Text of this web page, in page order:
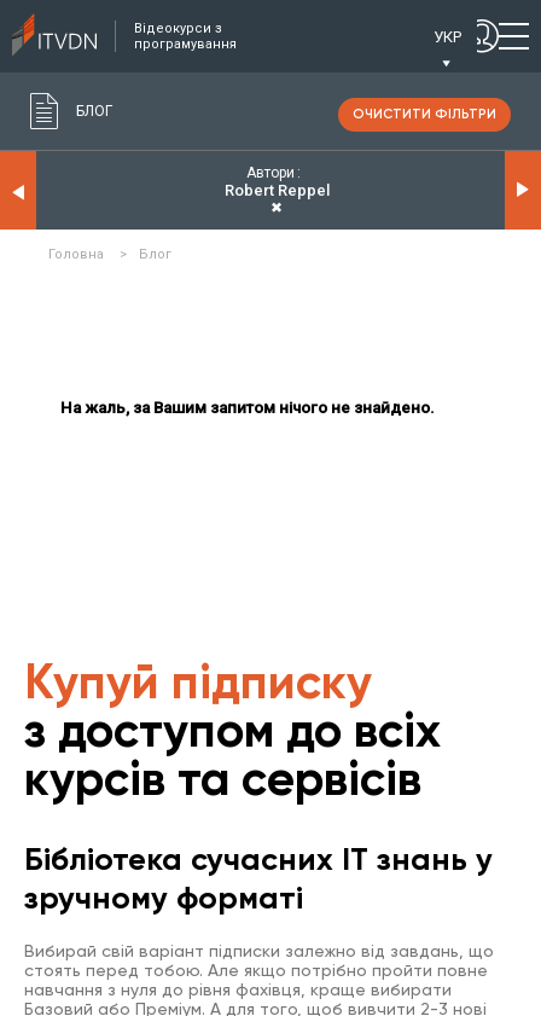
Відеокурси з
програмування
УКР
БЛОГ ОЧИСТИТИ ФІЛЬТРИ
Автори
Robert Reppel
✖
Головна > Блог
На жаль, за Вашим запитом нічого не знайдено.
Купуй підписку
з доступом до всіх
курсів та сервісів
Бібліотека сучасних IT знань у
зручному форматі
Вибирай свій варіант підписки залежно від завдань, що
стоять перед тобою. Але якщо потрібно пройти повне
навчання з нуля до рівня фахівця, краще вибирати
Базовий або Преміум. А для того, щоб вивчити 2-3 нові